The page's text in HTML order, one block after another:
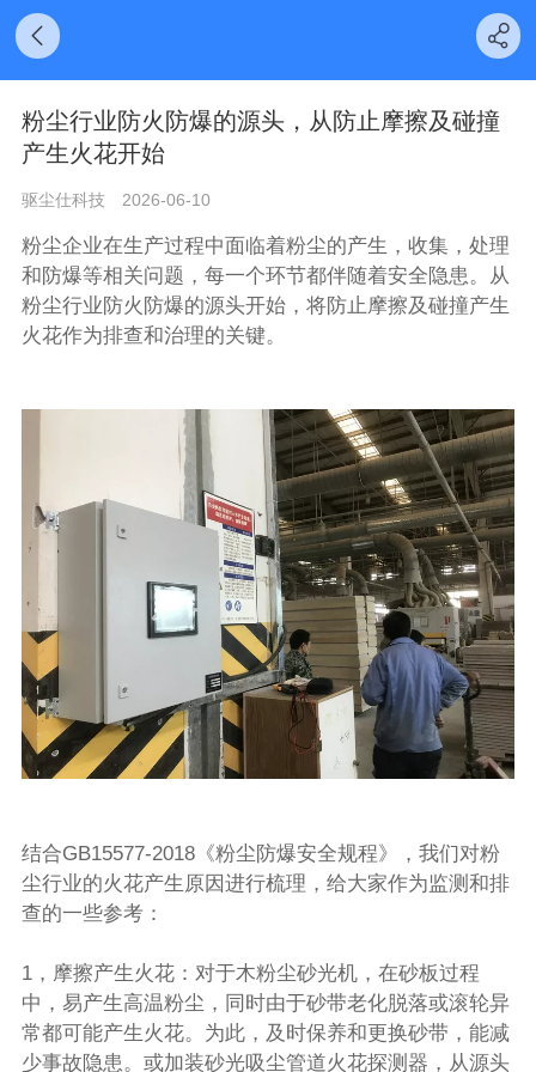
粉尘行业防火防爆的源头，从防止摩擦及碰撞
产生火花开始
驱尘仕科技 2026-06-10
粉尘企业在生产过程中面临着粉尘的产生，收集，处理
和防爆等相关问题，每一个环节都伴随着安全隐患。从
粉尘行业防火防爆的源头开始，将防止摩擦及碰撞产生
火花作为排查和治理的关键。
结合GB15577-2018《粉尘防爆安全规程》，我们对粉
尘行业的火花产生原因进行梳理，给大家作为监测和排
查的一些参考：
1，摩擦产生火花：对于木粉尘砂光机，在砂板过程
中，易产生高温粉尘，同时由于砂带老化脱落或滚轮异
常都可能产生火花。为此，及时保养和更换砂带，能减
少事故隐患。或加装砂光吸尘管道火花探测器 ，从源头